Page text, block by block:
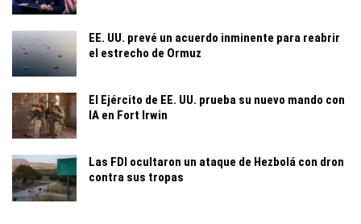
EE. UU. prevé un acuerdo inminente para reabrir
el estrecho de Ormuz
El Ejército de EE. UU. prueba su nuevo mando con
IA en Fort Irwin
Las FDI ocultaron un ataque de Hezbolá con dron
contra sus tropas